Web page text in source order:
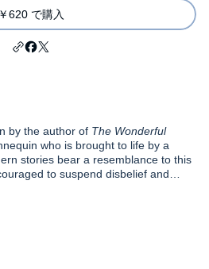
￥620 で購入
by the author of The Wonderful
who is brought to life by a
stories bear a resemblance to this
to suspend disbelief and
inanimate objects.
Hascall